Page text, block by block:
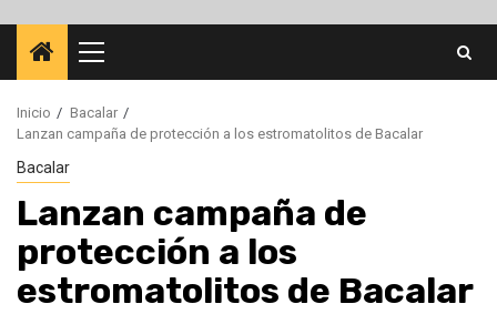
Menú
principal
Inicio
Bacalar
Lanzan campaña de protección a los estromatolitos de Bacalar
Bacalar
Lanzan campaña de
protección a los
estromatolitos de Bacalar